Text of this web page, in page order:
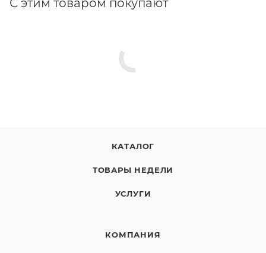
С этим товаром покупают
КАТАЛОГ
ТОВАРЫ НЕДЕЛИ
УСЛУГИ
КОМПАНИЯ